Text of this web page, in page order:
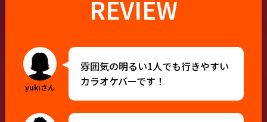
REVIEW
yukiさん
雰囲気の明るい1人でも行きやすい
カラオケバーです！